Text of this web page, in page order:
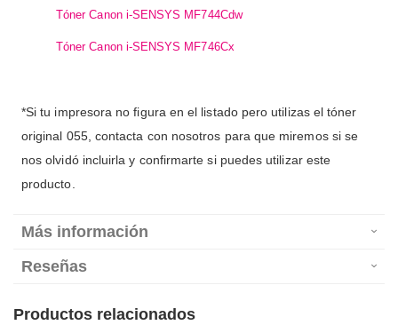
Tóner Canon i-SENSYS MF744Cdw
Tóner Canon i-SENSYS MF746Cx
*Si tu impresora no figura en el listado pero utilizas el tóner
original 055, contacta con nosotros para que miremos si se
nos olvidó incluirla y confirmarte si puedes utilizar este
producto.
Más información
Reseñas
Productos relacionados